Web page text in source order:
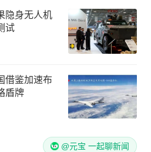
隐身无人机
试
借鉴加速布
盾牌
@元宝 一起聊新闻